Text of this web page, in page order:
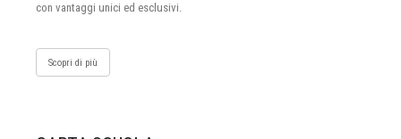
con vantaggi unici ed esclusivi.
Scopri di più